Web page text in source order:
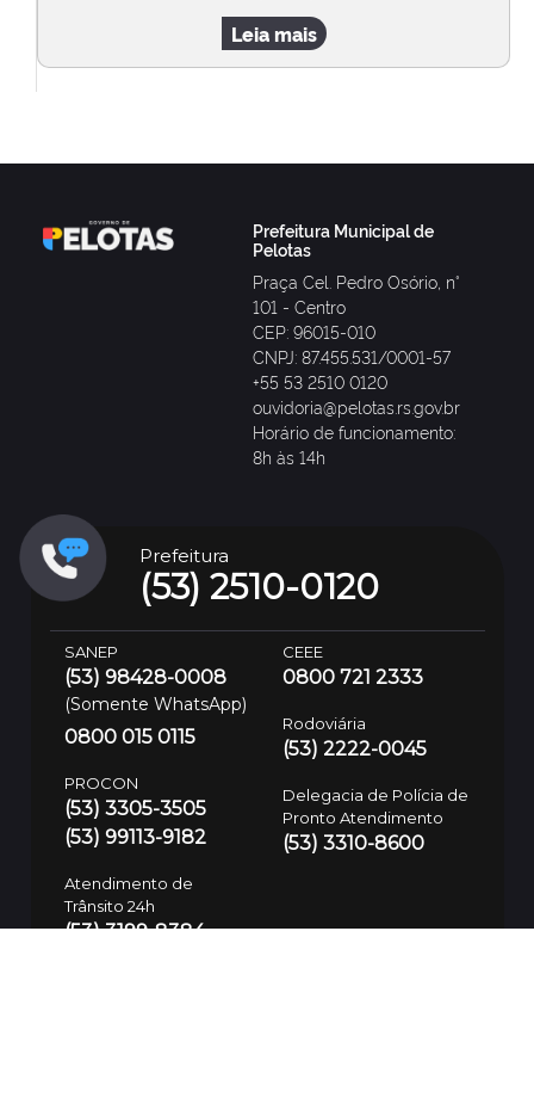
Leia mais
Prefeitura Municipal de
Pelotas
Praça Cel. Pedro Osório, n°
101 - Centro
CEP: 96015-010
CNPJ: 87.455.531/0001-57
+55 53 2510 0120
ouvidoria@pelotas.rs.gov.br
Horário de funcionamento:
8h às 14h
Prefeitura
(53) 2510-0120
SANEP
(53) 98428-0008
(Somente WhatsApp)
0800 015 0115
PROCON
(53) 3305-3505
(53) 99113-9182
Atendimento de
Trânsito 24h
(53) 3199-8384
CEEE
0800 721 2333
Rodoviária
(53) 2222-0045
Delegacia de Polícia de
Pronto Atendimento
(53) 3310-8600